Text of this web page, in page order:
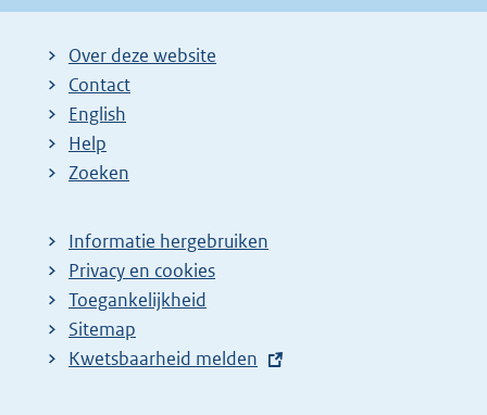
Over deze website
Contact
English
Help
Zoeken
Informatie hergebruiken
Privacy en cookies
Toegankelijkheid
Sitemap
E
Kwetsbaarheid melden